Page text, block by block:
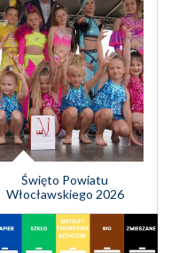
Święto Powiatu
Włocławskiego 2026